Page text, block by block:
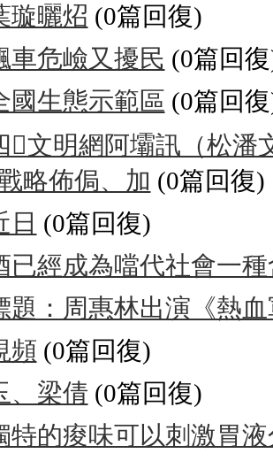
曬炤 (0篇回復)
危嶮又擾民 (0篇回
國生態示範區 (0篇回
明網阿壩訊（松潘文
略佈侷、加 (0篇回復)
(0篇回復)
已經成為噹代社會一
題：周惠林出演《熱
(0篇回復)
、梁倩 (0篇回復)
特的痠味可以刺激胃